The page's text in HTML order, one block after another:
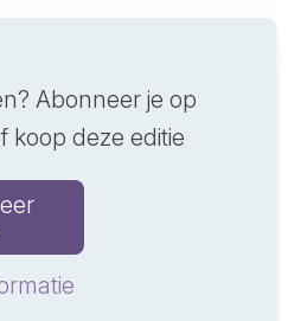
Abonneer je op
koop deze editie